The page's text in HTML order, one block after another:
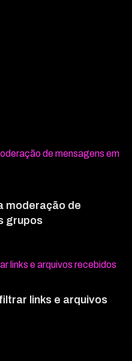
moderação de
grupos
links e arquivos